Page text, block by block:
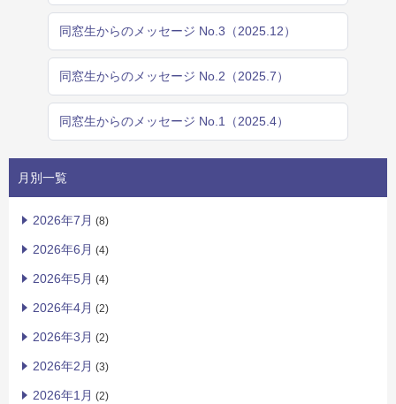
同窓生からのメッセージ No.3（2025.12）
同窓生からのメッセージ No.2（2025.7）
同窓生からのメッセージ No.1（2025.4）
月別一覧
2026年7月 (8)
2026年6月 (4)
2026年5月 (4)
2026年4月 (2)
2026年3月 (2)
2026年2月 (3)
2026年1月 (2)